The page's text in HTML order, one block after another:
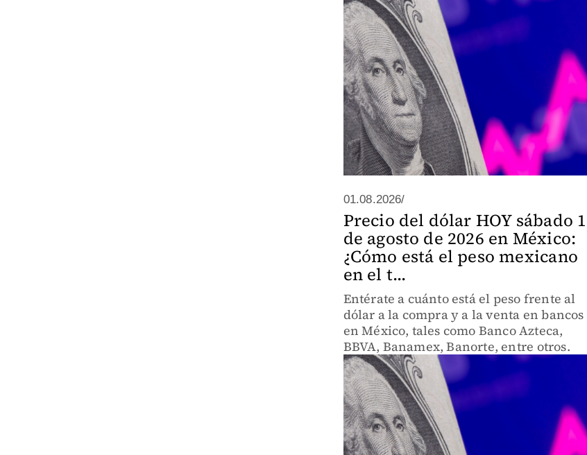
01.08.2026/
Precio del dólar HOY sábado 1
de agosto de 2026 en México:
¿Cómo está el peso mexicano
en el t...
Entérate a cuánto está el peso frente al
dólar a la compra y a la venta en bancos
en México, tales como Banco Azteca,
BBVA, Banamex, Banorte, entre otros.